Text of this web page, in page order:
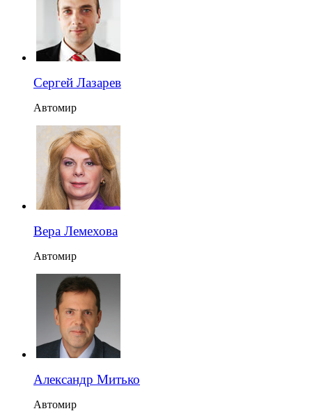
Сергей Лазарев
Автомир
Вера Лемехова
Автомир
Александр Митько
Автомир